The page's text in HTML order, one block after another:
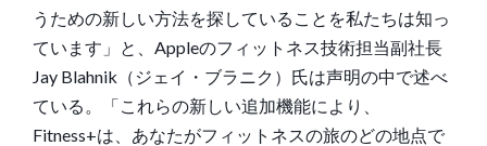
うための新しい方法を探していることを私たちは知っ
ています」と、Appleのフィットネス技術担当副社長
Jay Blahnik（ジェイ・ブラニク）氏は声明の中で述べ
ている。「これらの新しい追加機能により、
Fitness+は、あなたがフィットネスの旅のどの地点で